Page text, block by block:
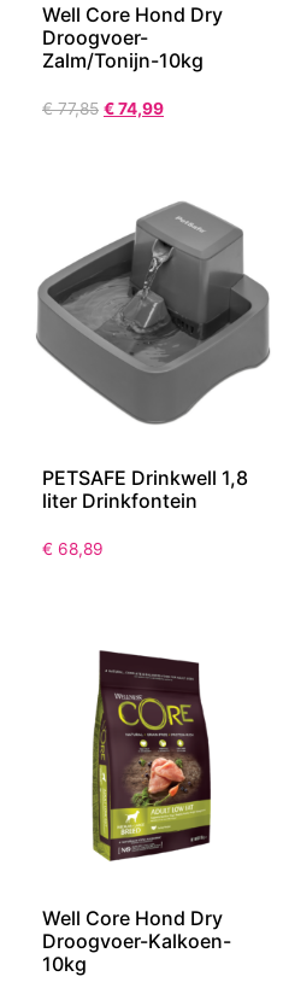
Well Core Hond Dry
Droogvoer-
Zalm/Tonijn-10kg
€77,85 €74,99
PETSAFE Drinkwell 1,8
liter Drinkfontein
€ 68,89
Well Core Hond Dry
Droogvoer-Kalkoen-
10kg